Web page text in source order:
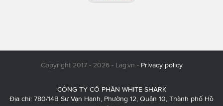
Copyright 2017 - 2026 - Lag.vn - Privacy policy
CÔNG TY CỔ PHẦN WHITE SHARK
Địa chỉ: 780/14B Sư Vạn Hạnh, Phường 12, Quận 10, Thành phố Hồ